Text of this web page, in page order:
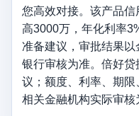
您高效对接。该产品
高3000万，年化利率
准备建议，审批结果
银行审核为准。倍好
议；额度、利率、期
相关金融机构实际审核